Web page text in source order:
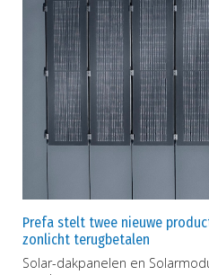
Prefa stelt twee nieuwe
zonlicht terugbetalen
Solar-dakpanelen en